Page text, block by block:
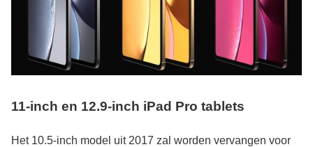
11-inch en 12.9-inch iPad Pro tablets
Het 10.5-inch model uit 2017 zal worden vervangen voor